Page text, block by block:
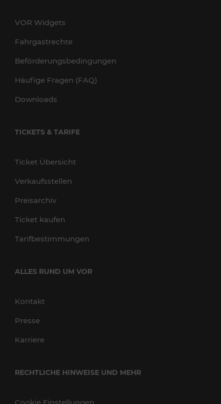
VOR Widgets
Fahrgastrechte
Beförderungsbedingungen
Häufige Fragen (FAQ)
Downloads
TICKETS & TARIFE
Ticket Übersicht
Verkaufsstellen
Preisarchiv
Ticket kaufen
Tarifbestimmungen
ALLES RUND UM VOR
Kontakt
Presse
Karriere
RECHTLICHE HINWEISE UND MEHR